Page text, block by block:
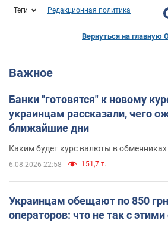
Теги Редакционная политика
Вернуться на главную
Важное
Банки "готовятся" к новому
украинцам рассказали, чего
ближайшие дни
Каким будет курс валюты в обменниках
6.08.2026 22:58 151,7 т.
Украинцам обещают по 850
операторов: что не так с